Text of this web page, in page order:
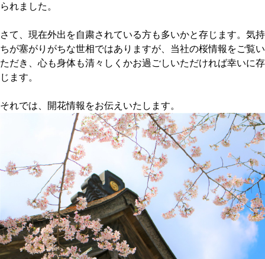
られました。
さて、現在外出を自粛されている方も多いかと存じます。気持
ちが塞がりがちな世相ではありますが、当社の桜情報をご覧い
ただき、心も身体も清々しくかお過ごしいただければ幸いに存
じます。
それでは、開花情報をお伝えいたします。